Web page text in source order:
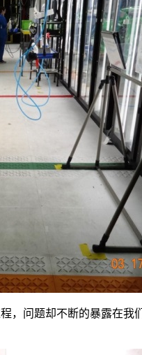
，问题却不断的暴露在